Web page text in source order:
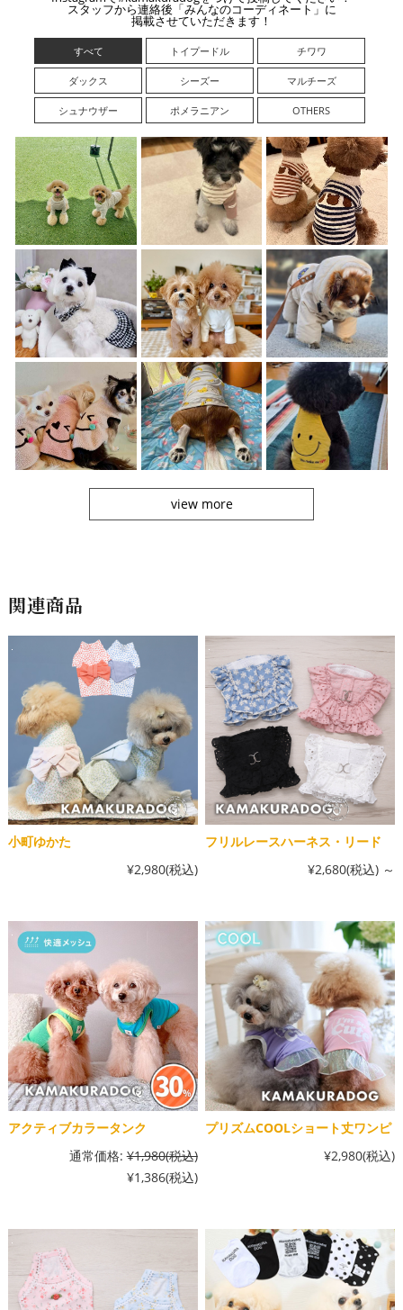
スタッフから連絡後「みんなのコーディネート」に
掲載させていただきます！
すべて トイプードル チワワ
ダックス シーズー マルチーズ
シュナウザー ポメラニアン OTHERS
view more
関連商品
小町ゆかた
¥2,980(税込)
フリルレースハーネス・リード
¥2,680(税込) ～
アクティブカラータンク
通常価格: ¥1,980(税込)
¥1,386(税込)
プリズムCOOLショート丈ワンピ
¥2,980(税込)